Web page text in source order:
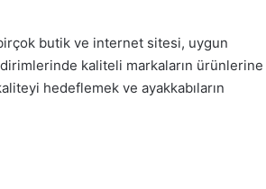
butik ve internet sitesi, uygun
kaliteli markaların ürünlerine
hedeflemek ve ayakkabıların